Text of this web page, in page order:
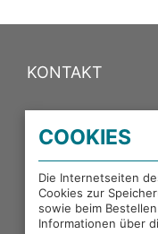
KONTAKT
PORTALE DES
EXTERNE LINKS
COOKIES
Die Internetseiten
Cookies zur
sowie beim
Informationen über